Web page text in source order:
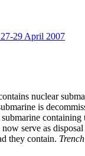
29 April 2007
nuclear
is
containing
serve as
they contain.